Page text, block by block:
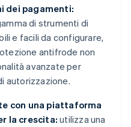
dei pagamenti:
di strumenti di
e facili da configurare,
antifrode non
avanzate per
autorizzazione.
con una piattaforma
la crescita: utilizza una